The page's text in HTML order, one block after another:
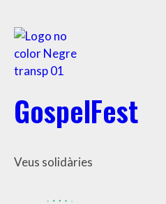
GospelFest
Veus solidàries